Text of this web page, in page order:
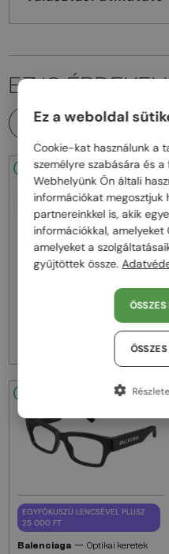
EZ IS
MINDEN TERMÉK
48/72 -25%
Napszemüvegek
EGYFÓKUSZÚ LENCSÉVEL PLUSZ
25 000 FT
Balenciaga — Optikai keretek
Ez a weboldal
Cookie-kat használunk a
személyre szabására és
Webhelyünk Ön általi
információkat megosztjuk
partnereinkkel is, akik
információkkal,
amelyeket a
gyűjtöttek össze.